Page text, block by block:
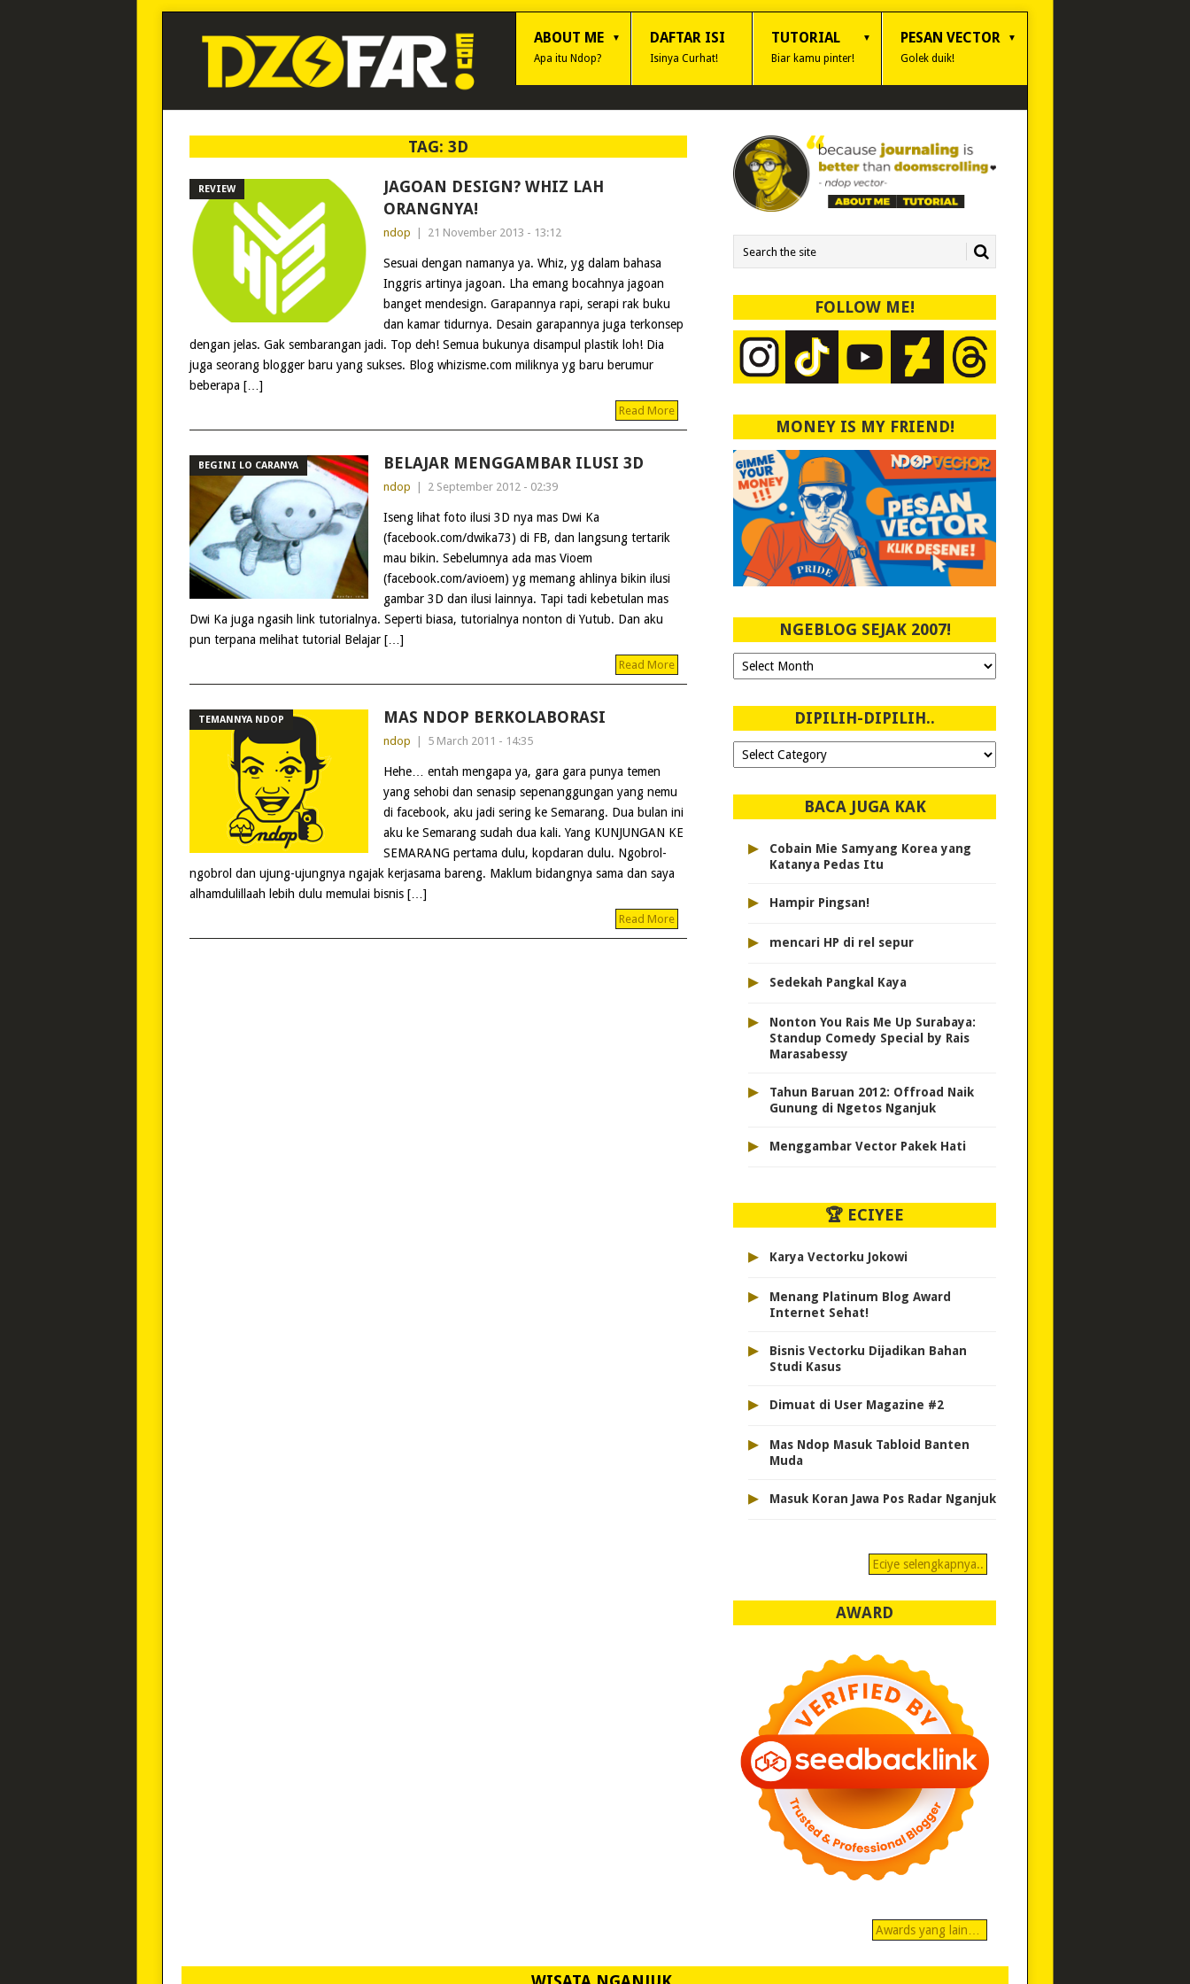
ABOUT ME
Apa itu Ndop?
DAFTAR ISI
Isinya Curhat!
TUTORIAL
Biar kamu pinter!
PESAN VECTOR
Golek duik!
TAG: 3D
REVIEW
JAGOAN DESIGN? WHIZ LAH
ORANGNYA!
ndop 21 November 2013 - 13:12
Sesuai dengan namanya ya. Whiz, yg dalam bahasa
Inggris artinya jagoan. Lha emang bocahnya jagoan
banget mendesign. Garapannya rapi, serapi rak buku
dan kamar tidurnya. Desain garapannya juga terkonsep
dengan jelas. Gak sembarangan jadi. Top deh! Semua bukunya disampul plastik loh! Dia
juga seorang blogger baru yang sukses. Blog whizisme.com miliknya yg baru berumur
beberapa […]
Read More
BEGINI LO CARANYA BELAJAR MENGGAMBAR ILUSI 3D
ndop 2 September 2012 - 02:39
Iseng lihat foto ilusi 3D nya mas Dwi Ka
(facebook.com/dwika73) di FB, dan langsung tertarik
mau bikin. Sebelumnya ada mas Vioem
(facebook.com/avioem) yg memang ahlinya bikin ilusi
gambar 3D dan ilusi lainnya. Tapi tadi kebetulan mas
Dwi Ka juga ngasih link tutorialnya. Seperti biasa, tutorialnya nonton di Yutub. Dan aku
pun terpana melihat tutorial Belajar […]
Read More
TEMANNYA NDOP MAS NDOP BERKOLABORASI
ndop 5 March 2011 - 14:35
Hehe… entah mengapa ya, gara gara punya temen
yang sehobi dan senasip sepenanggungan yang nemu
di facebook, aku jadi sering ke Semarang. Dua bulan ini
aku ke Semarang sudah dua kali. Yang KUNJUNGAN KE
SEMARANG pertama dulu, kopdaran dulu. Ngobrol-
ngobrol dan ujung-ujungnya ngajak kerjasama bareng. Maklum bidangnya sama dan saya
alhamdulillaah lebih dulu memulai bisnis […]
Read More
FOLLOW ME!
MONEY IS MY FRIEND!
NGEBLOG SEJAK 2007!
Ngeblog
Sejak
DIPILIH-DIPILIH..
Dipilih-
dipilih..
BACA JUGA KAK
▸
Cobain Mie Samyang Korea yang
Katanya Pedas Itu
▸ Hampir Pingsan!
▸ mencari HP di rel sepur
▸ Sedekah Pangkal Kaya
▸
Nonton You Rais Me Up Surabaya:
Standup Comedy Special by Rais
Marasabessy
▸
Tahun Baruan 2012: Offroad Naik
Gunung di Ngetos Nganjuk
▸ Menggambar Vector Pakek Hati
🏆 ECIYEE
▸ Karya Vectorku Jokowi
▸
Menang Platinum Blog Award
Internet Sehat!
▸
Bisnis Vectorku Dijadikan Bahan
Studi Kasus
▸ Dimuat di User Magazine #2
▸
Mas Ndop Masuk Tabloid Banten
Muda
▸ Masuk Koran Jawa Pos Radar Nganjuk
Eciye selengkapnya..
AWARD
Awards yang lain…